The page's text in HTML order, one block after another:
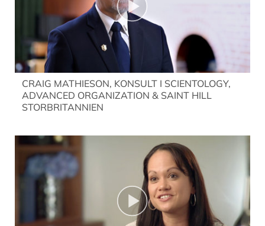
CRAIG MATHIESON, KONSULT I SCIENTOLOGY,
ADVANCED ORGANIZATION & SAINT HILL
STORBRITANNIEN